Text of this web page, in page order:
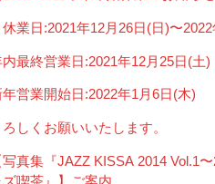
休業日:2021年12月26日(日)〜
内最終営業日:2021年12月25日(土)
年営業開始日:2022年1月6日(木)
しくお願いいたします。
写真集『JAZZ KISSA 2014 Vol.1